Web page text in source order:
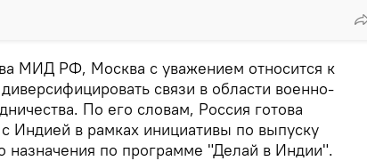
МИД РФ, Москва с уважением относится к
связи в области военно-
По его словам, Россия готова
с Индией в рамках инициативы по выпуску
назначения по программе "Делай в Индии".